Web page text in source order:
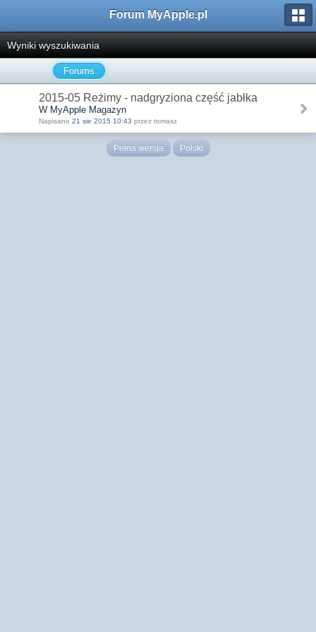
Forum MyApple.pl
Wyniki wyszukiwania
Forums
2015-05 Reżimy - nadgryziona część jabłka
W MyApple Magazyn
Napisano 21 sie 2015 10:43 przez tomasz
Pełna wersja Polski